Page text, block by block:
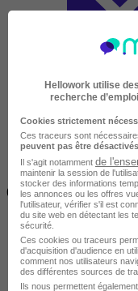
(14h)
Hellowork utilise
recherche
Cookies strictement
Ces traceurs sont
peuvent pas être désactivés
Il s'agit notamment de
maintenir la session de
stocker des informations
les annonces ou les offres
l'utilisateur, vérifier s'il est
du site web en détectant les
sécurité.
Ces cookies ou traceurs
d'acquisition d'audience en
comment nos utilisateurs
des différentes sources de
Ils nous permettent